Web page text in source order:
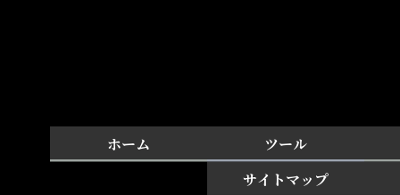
ホーム
ツール
サイトマップ